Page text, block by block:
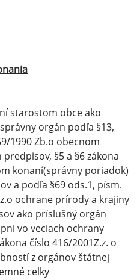
starostom obce ako
orgán podľa §13,
1990 Zb.o obecnom
§5 a §6 zákona
konaní(správny poriadok)
a podľa §69 ods.1, písm.
ochrane prírody a krajiny
ako príslušný orgán
vo veciach ochrany
číslo 416/2001Z.z. o
z orgánov štátnej
celky